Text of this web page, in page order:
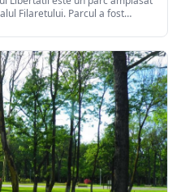
Filaretului. Parcul a fost
in 1906 ...